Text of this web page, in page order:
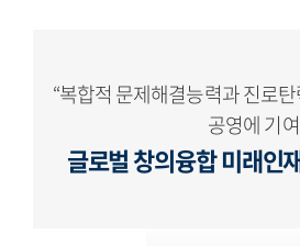
“복합적 문제해결능력과 진로
공영에 기
글로벌 창의융합 미래인